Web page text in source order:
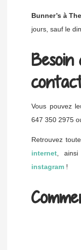
Bunner’s à
jours, sauf le
Besoin
Vous pouvez
647 350 2975
Retrouvez
internet ,
instagram !